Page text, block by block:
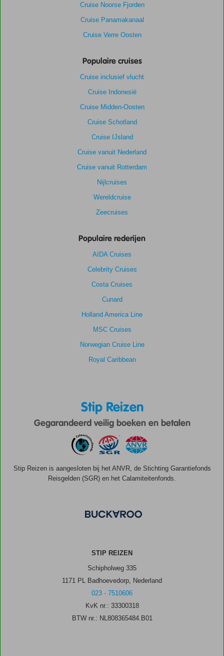
Cruise Noorse Fjorden
Cruise Panamakanaal
Cruise Verre Oosten
Populaire cruises
Cruise inclusief vlucht
Cruise Indonesië
Cruise Midden-Oosten
Cruise Schotland
Cruise IJsland
Cruise vanuit Nederland
Cruise vanuit Rotterdam
Nijlcruises
Wereldcruise
Zeecruises
Populaire rederijen
AIDA Cruises
Celebrity Cruises
Costa Cruises
Cunard
Holland America Line
MSC Cruises
Norwegian Cruise Line
Royal Caribbean
Stip Reizen
Gegarandeerd veilig boeken en betalen
Stip Reizen is aangesloten bij het ANVR, de Stichting Garantiefonds
Reisgelden (SGR) en het Calamiteitenfonds.
STIP REIZEN
Schipholweg 335
1171 PL Badhoevedorp, Nederland
023 - 7510606
KvK nr.: 33300318
BTW nr.: NL808365484.B01